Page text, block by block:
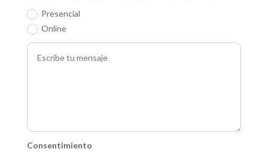
Presencial
Online
Consentimiento